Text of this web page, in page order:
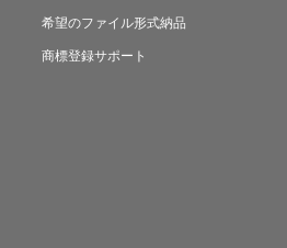
希望のファイル形式納品
商標登録サポート